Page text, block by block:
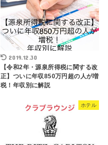
2019.12.30
【令和2年・源泉所得税に関する改
正】ついに年収850万円超の人が増
税！年収別に解説
ホテル